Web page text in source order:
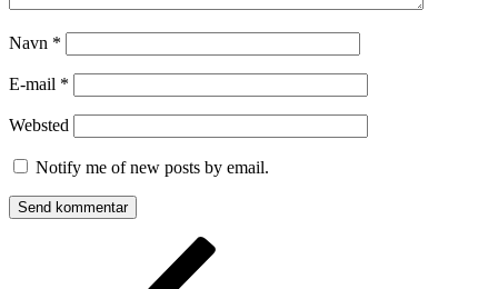
Navn *
E-mail *
Websted
Notify me of new posts by email.
Indlægsnavigation